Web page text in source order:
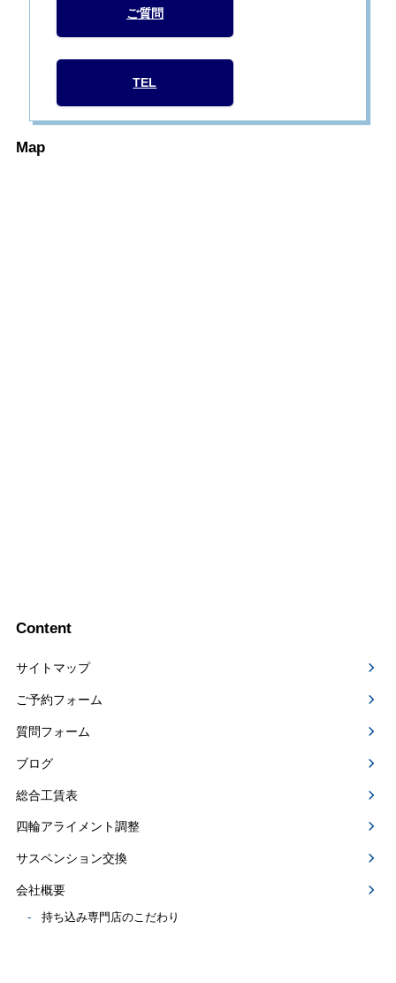
ご質問
TEL
Map
Content
サイトマップ
ご予約フォーム
質問フォーム
ブログ
総合工賃表
四輪アライメント調整
サスペンション交換
会社概要
持ち込み専門店のこだわり